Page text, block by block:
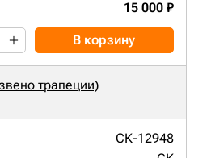
15 000 ₽
В корзину
трапеции)
СК-12948